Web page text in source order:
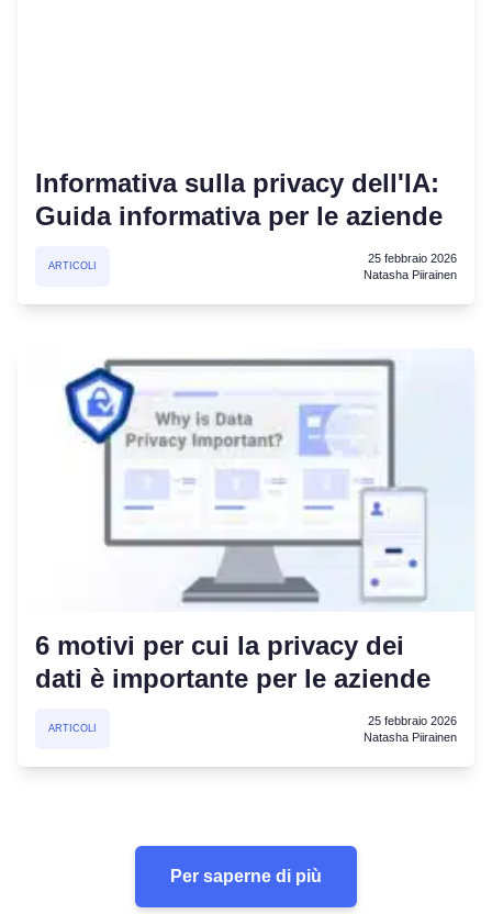
Informativa sulla privacy dell'IA:
Guida informativa per le aziende
ARTICOLI
25 febbraio 2026
Natasha Piirainen
6 motivi per cui la privacy dei
dati è importante per le aziende
ARTICOLI
25 febbraio 2026
Natasha Piirainen
Per saperne di più